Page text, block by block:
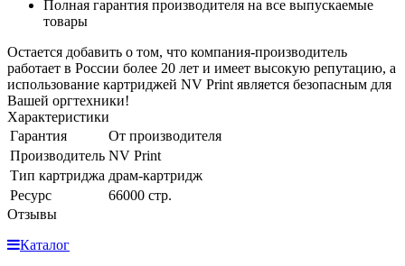
Полная гарантия производителя на все выпускаемые
товары
Остается добавить о том, что компания-производитель
работает в России более 20 лет и имеет высокую репутацию, а
использование картриджей NV Print является безопасным для
Вашей оргтехники!
Характеристики
Гарантия
От производителя
Производитель NV Print
Тип картриджа драм-картридж
Ресурс
66000 стр.
Отзывы
Каталог